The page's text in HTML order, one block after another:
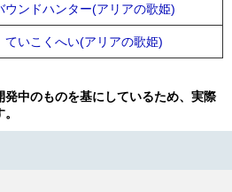
ウンドハンター(アリアの歌姫)
ていこくへい(アリアの歌姫)
中のものを基にしているため、実際